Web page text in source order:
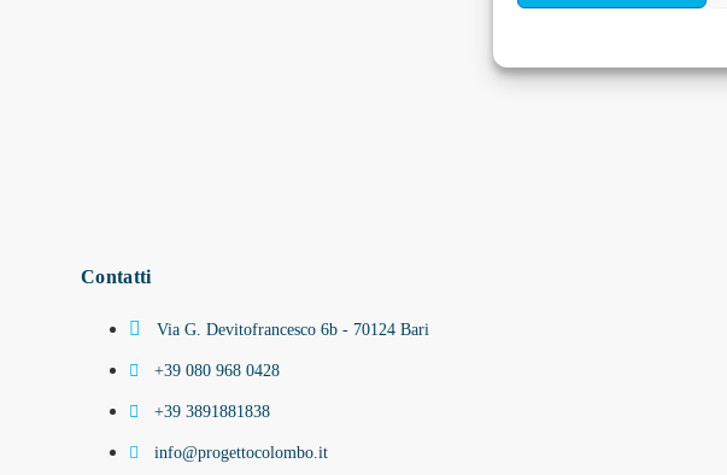
Contatti
Via G. Devitofrancesco 6b - 70124 Bari
+39 080 968 0428
+39 3891881838
info@progettocolombo.it